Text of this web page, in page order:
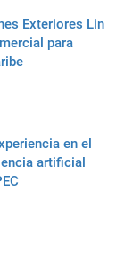
Exteriores Lin
para
en el
artificial